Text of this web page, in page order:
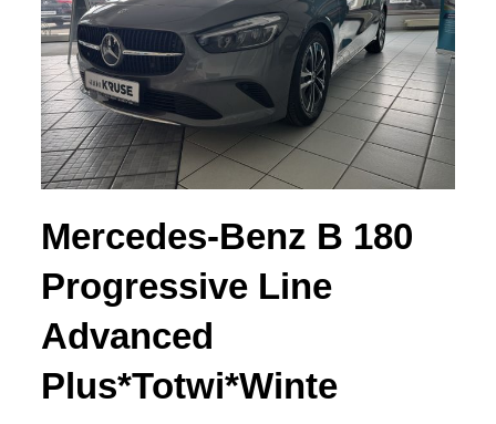
Mercedes-Benz B 180
Progressive Line
Advanced
Plus*Totwi*Winte